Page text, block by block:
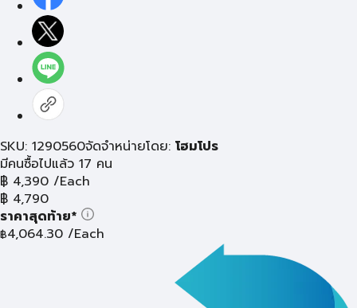
SKU: 1290560จัดจำหน่ายโดย: โฮมโปร
มีคนซื้อไปแล้ว 17 คน
฿ 4,390 /Each
฿ 4,790
ราคาสุดท้าย*
฿4,064.30 /Each